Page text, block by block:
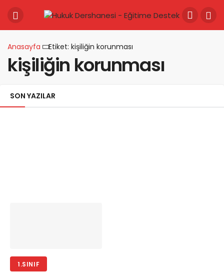
Anasayfa Etiket: kişiliğin korunması
kişiliğin korunması
SON YAZILAR
1.SINIF